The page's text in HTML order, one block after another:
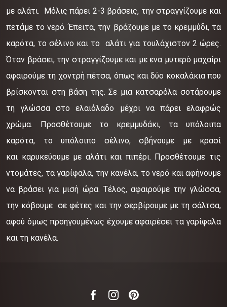
με αλάτι. Μόλις πάρει 2-3 βράσεις, την στραγγίζουμε και
πετάμε το νερό. Έπειτα, την βράζουμε με το κρεμμύδι, τα
καρότα, το σέλινο και το αλάτι για τουλάχιστον 2 ώρες.
Όταν βράσει, την στραγγίζουμε και με ενα μυτερό μαχαίρι
αφαιρούμε τη χοντρή πέτσα, όπως και δύο κοκαλάκια που
βρίσκονται στη βάση της. Σε μια κατσαρόλα σοτάρουμε
τη γλώσσα στο ελαιόλαδο μέχρι να πάρει ελαφρώς
χρώμα. Προσθέτουμε το κρεμμυδάκι, τα υπόλοιπα
καρότα, το υπόλοιπο σέλινο, σβήνουμε με κρασί
και καρυκεύουμε με αλάτι και πιπέρι. Προσθέτουμε τις
ντομάτες, τα γαρίφαλα, την κανέλα, το νερό και αφήνουμε
να βράσει για μισή ώρα. Τέλος, αφαιρούμε την γλώσσα,
την κόβουμε σε φέτες και την σερβίρουμε με τη σάλτσα,
αφού όμως προηγουμένως έχουμε αφαιρέσει τα γαρίφαλα
και τη κανέλα.